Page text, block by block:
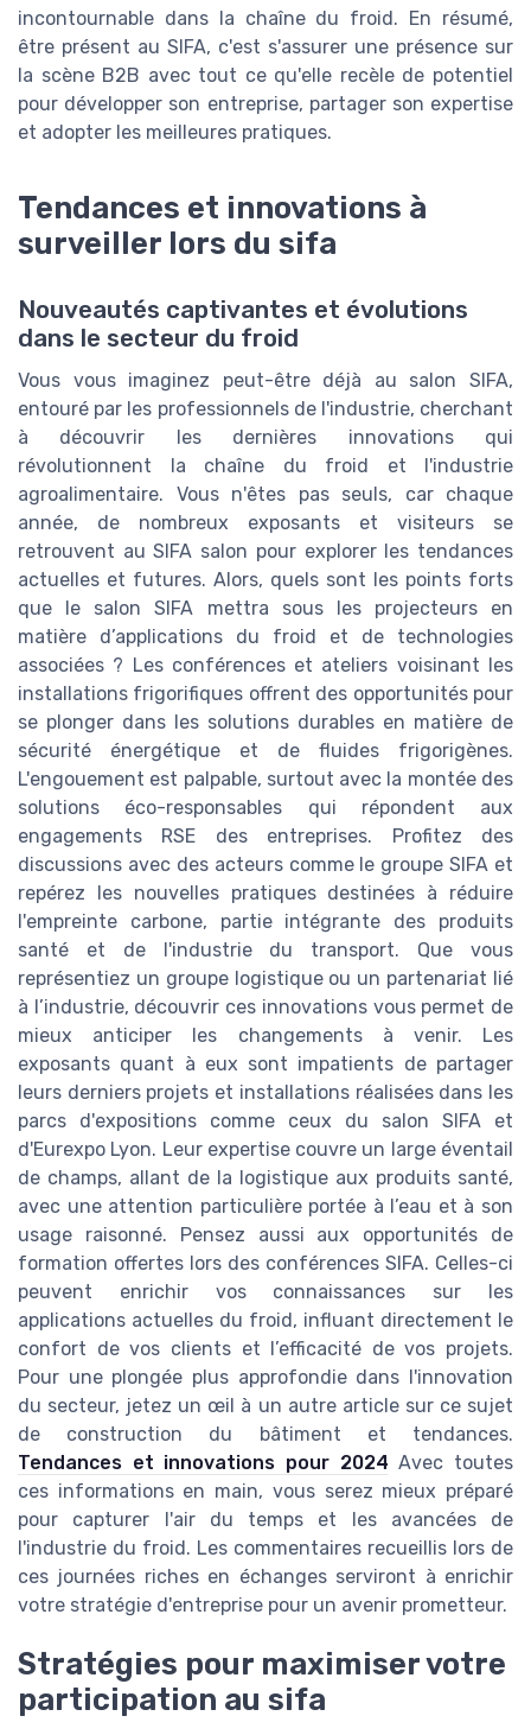
incontournable dans la chaîne du froid. En résumé,
être présent au SIFA, c'est s'assurer une présence sur
la scène B2B avec tout ce qu'elle recèle de potentiel
pour développer son entreprise, partager son expertise
et adopter les meilleures pratiques.
Tendances et innovations à
surveiller lors du sifa
Nouveautés captivantes et évolutions
dans le secteur du froid
Vous vous imaginez peut-être déjà au salon SIFA,
entouré par les professionnels de l'industrie, cherchant
à découvrir les dernières innovations qui
révolutionnent la chaîne du froid et l'industrie
agroalimentaire. Vous n'êtes pas seuls, car chaque
année, de nombreux exposants et visiteurs se
retrouvent au SIFA salon pour explorer les tendances
actuelles et futures. Alors, quels sont les points forts
que le salon SIFA mettra sous les projecteurs en
matière d’applications du froid et de technologies
associées ? Les conférences et ateliers voisinant les
installations frigorifiques offrent des opportunités pour
se plonger dans les solutions durables en matière de
sécurité énergétique et de fluides frigorigènes.
L'engouement est palpable, surtout avec la montée des
solutions éco-responsables qui répondent aux
engagements RSE des entreprises. Profitez des
discussions avec des acteurs comme le groupe SIFA et
repérez les nouvelles pratiques destinées à réduire
l'empreinte carbone, partie intégrante des produits
santé et de l'industrie du transport. Que vous
représentiez un groupe logistique ou un partenariat lié
à l’industrie, découvrir ces innovations vous permet de
mieux anticiper les changements à venir. Les
exposants quant à eux sont impatients de partager
leurs derniers projets et installations réalisées dans les
parcs d'expositions comme ceux du salon SIFA et
d'Eurexpo Lyon. Leur expertise couvre un large éventail
de champs, allant de la logistique aux produits santé,
avec une attention particulière portée à l’eau et à son
usage raisonné. Pensez aussi aux opportunités de
formation offertes lors des conférences SIFA. Celles-ci
peuvent enrichir vos connaissances sur les
applications actuelles du froid, influant directement le
confort de vos clients et l’efficacité de vos projets.
Pour une plongée plus approfondie dans l'innovation
du secteur, jetez un œil à un autre article sur ce sujet
de construction du bâtiment et tendances.
Tendances et innovations pour 2024 Avec toutes
ces informations en main, vous serez mieux préparé
pour capturer l'air du temps et les avancées de
l'industrie du froid. Les commentaires recueillis lors de
ces journées riches en échanges serviront à enrichir
votre stratégie d'entreprise pour un avenir prometteur.
Stratégies pour maximiser votre
participation au sifa